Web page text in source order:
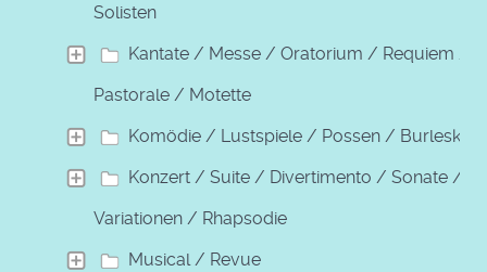
Solisten
Kantate / Messe / Oratorium / Requiem /
Pastorale / Motette
Komödie / Lustspiele / Possen / Burleske
Konzert / Suite / Divertimento / Sonate /
Variationen / Rhapsodie
Musical / Revue